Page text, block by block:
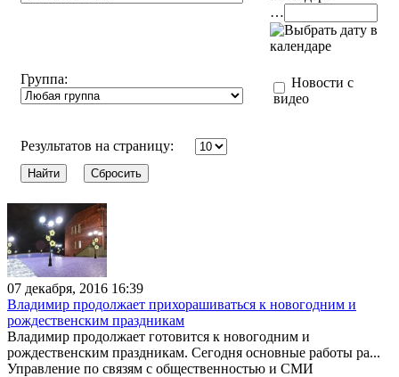
…
Группа:
Новости с
видео
Результатов на страницу:
07 декабря, 2016 16:39
Владимир продолжает прихорашиваться к новогодним и
рождественским праздникам
Владимир продолжает готовится к новогодним и
рождественским праздникам. Сегодня основные работы ра...
Управление по связям с общественностью и СМИ